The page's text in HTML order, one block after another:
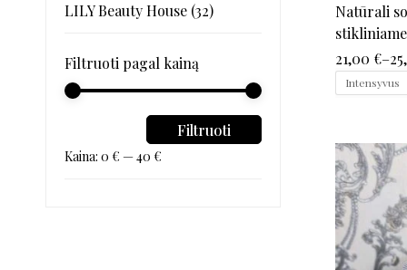
LILY Beauty House (32)
Filtruoti pagal kainą
Filtruoti
Kaina: 0 € —40 €
Natūrali
(balta)
21,00 €–
Intensyvus